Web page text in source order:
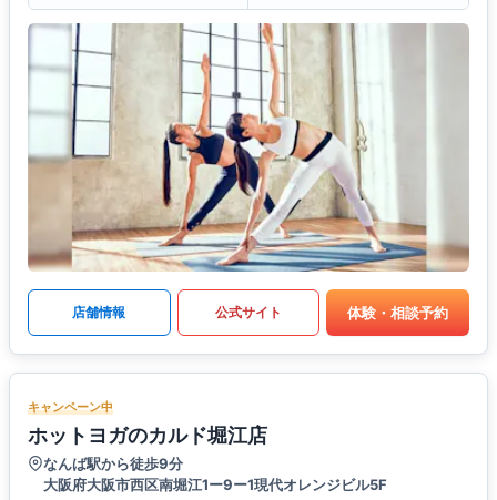
店舗情報 公式サイト 体験・相談予約
キャンペーン中
ホットヨガのカルド堀江店
なんば駅から徒歩9分
大阪府大阪市西区南堀江1ー9ー1現代オレンジビル5F